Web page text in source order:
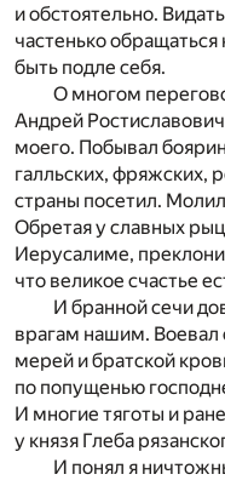
и обстоятельно.
частенько
быть подле себя.
О многом
Андрей
моего. Побывал
галльских, фряжских,
страны посетил.
Обретая у славных
Иерусалиме,
что великое счастье
И бранной сечи
врагам нашим. Воевал
мерей и братской
по попущенью
И многие тяготы и
у князя Глеба
И понял я